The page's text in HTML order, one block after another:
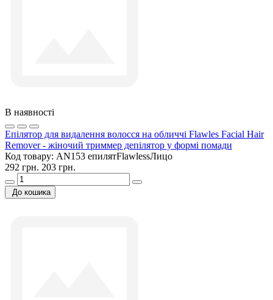
В наявності
Епілятор для видалення волосся на обличчі Flawles Facial Hair
Remover - жіночий триммер депілятор у формі помади
Код товару: AN153 епилятFlawlessЛицо
292 грн. 203 грн.
До кошика